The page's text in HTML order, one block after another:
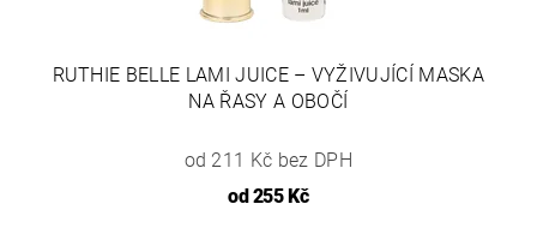
RUTHIE BELLE LAMI JUICE – VYŽIVUJÍCÍ MASKA
NA ŘASY A OBOČÍ
od 211 Kč bez DPH
od255 Kč